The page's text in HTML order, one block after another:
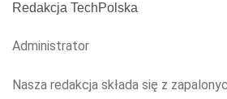
Redakcja TechPolska
Administrator
Nasza redakcja składa się z